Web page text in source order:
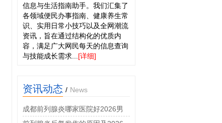
信息与生活指南助手。我们汇集了
各领域便民办事指南、健康养生常
识、实用日常小技巧以及全网潮流
资讯，旨在通过结构化的优质内
容，满足广大网民每天的信息查询
与技能成长需求... [详细]
资讯动态 / News
成都前列腺炎哪家医院好2026男